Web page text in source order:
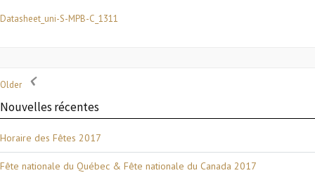
Datasheet_uni-S-MPB-C_1311
Older
Nouvelles récentes
Horaire des Fêtes 2017
Fête nationale du Québec & Fête nationale du Canada 2017